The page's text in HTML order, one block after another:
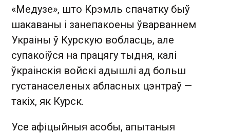
«Медузе», што Крэмль спачатку быў
шакаваны і занепакоены ўварваннем
Украіны ў Курскую вобласць, але
супакоіўся на працягу тыдня, калі
ўкраінскія войскі адышлі ад больш
густанаселеных абласных цэнтраў —
такіх, як Курск.
Усе афіцыйныя асобы, апытаныя